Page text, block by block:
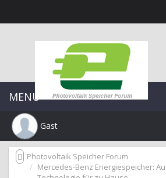
MENU
Gast
Photovoltaik Speicher Forum
Mercedes-Benz Energiespeicher: